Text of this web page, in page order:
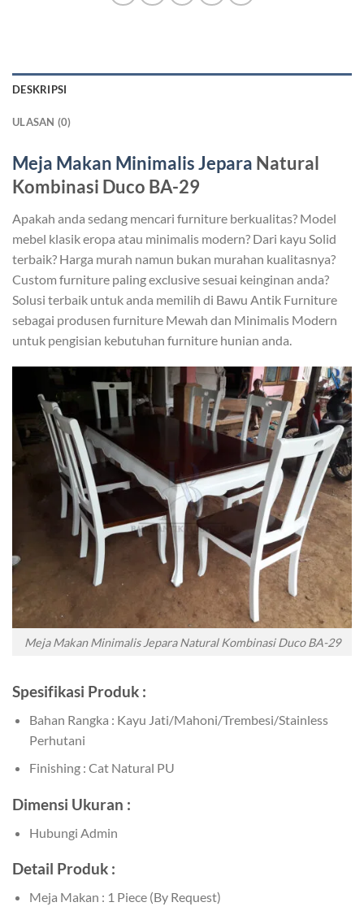
DESKRIPSI
ULASAN (0)
Meja Makan Minimalis Jepara Natural
Kombinasi Duco BA-29
Apakah anda sedang mencari furniture berkualitas? Model
mebel klasik eropa atau minimalis modern? Dari kayu Solid
terbaik? Harga murah namun bukan murahan kualitasnya?
Custom furniture paling exclusive sesuai keinginan anda?
Solusi terbaik untuk anda memilih di Bawu Antik Furniture
sebagai produsen furniture Mewah dan Minimalis Modern
untuk pengisian kebutuhan furniture hunian anda.
Meja Makan Minimalis Jepara Natural Kombinasi Duco BA-29
Spesifikasi Produk :
Bahan Rangka : Kayu Jati/Mahoni/Trembesi/Stainless
Perhutani
Finishing : Cat Natural PU
Dimensi Ukuran :
Hubungi Admin
Detail Produk :
Meja Makan : 1 Piece (By Request)